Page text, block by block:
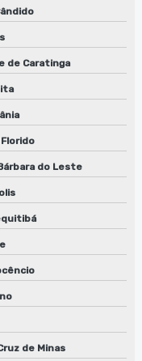
de Caratinga
do Leste
de Minas